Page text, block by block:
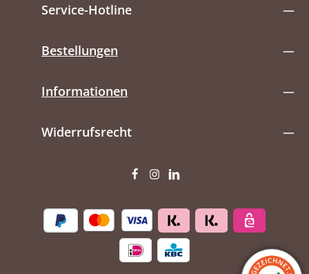
Service-Hotline
Bestellungen
Informationen
Widerrufsrecht